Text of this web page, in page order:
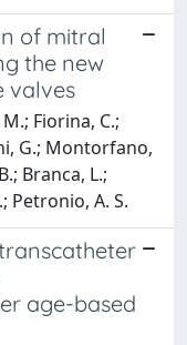
of mitral
the new
valves
Fiorina, C.;
G.; Montorfano,
Branca, L.;
Petronio, A. S.
age-based